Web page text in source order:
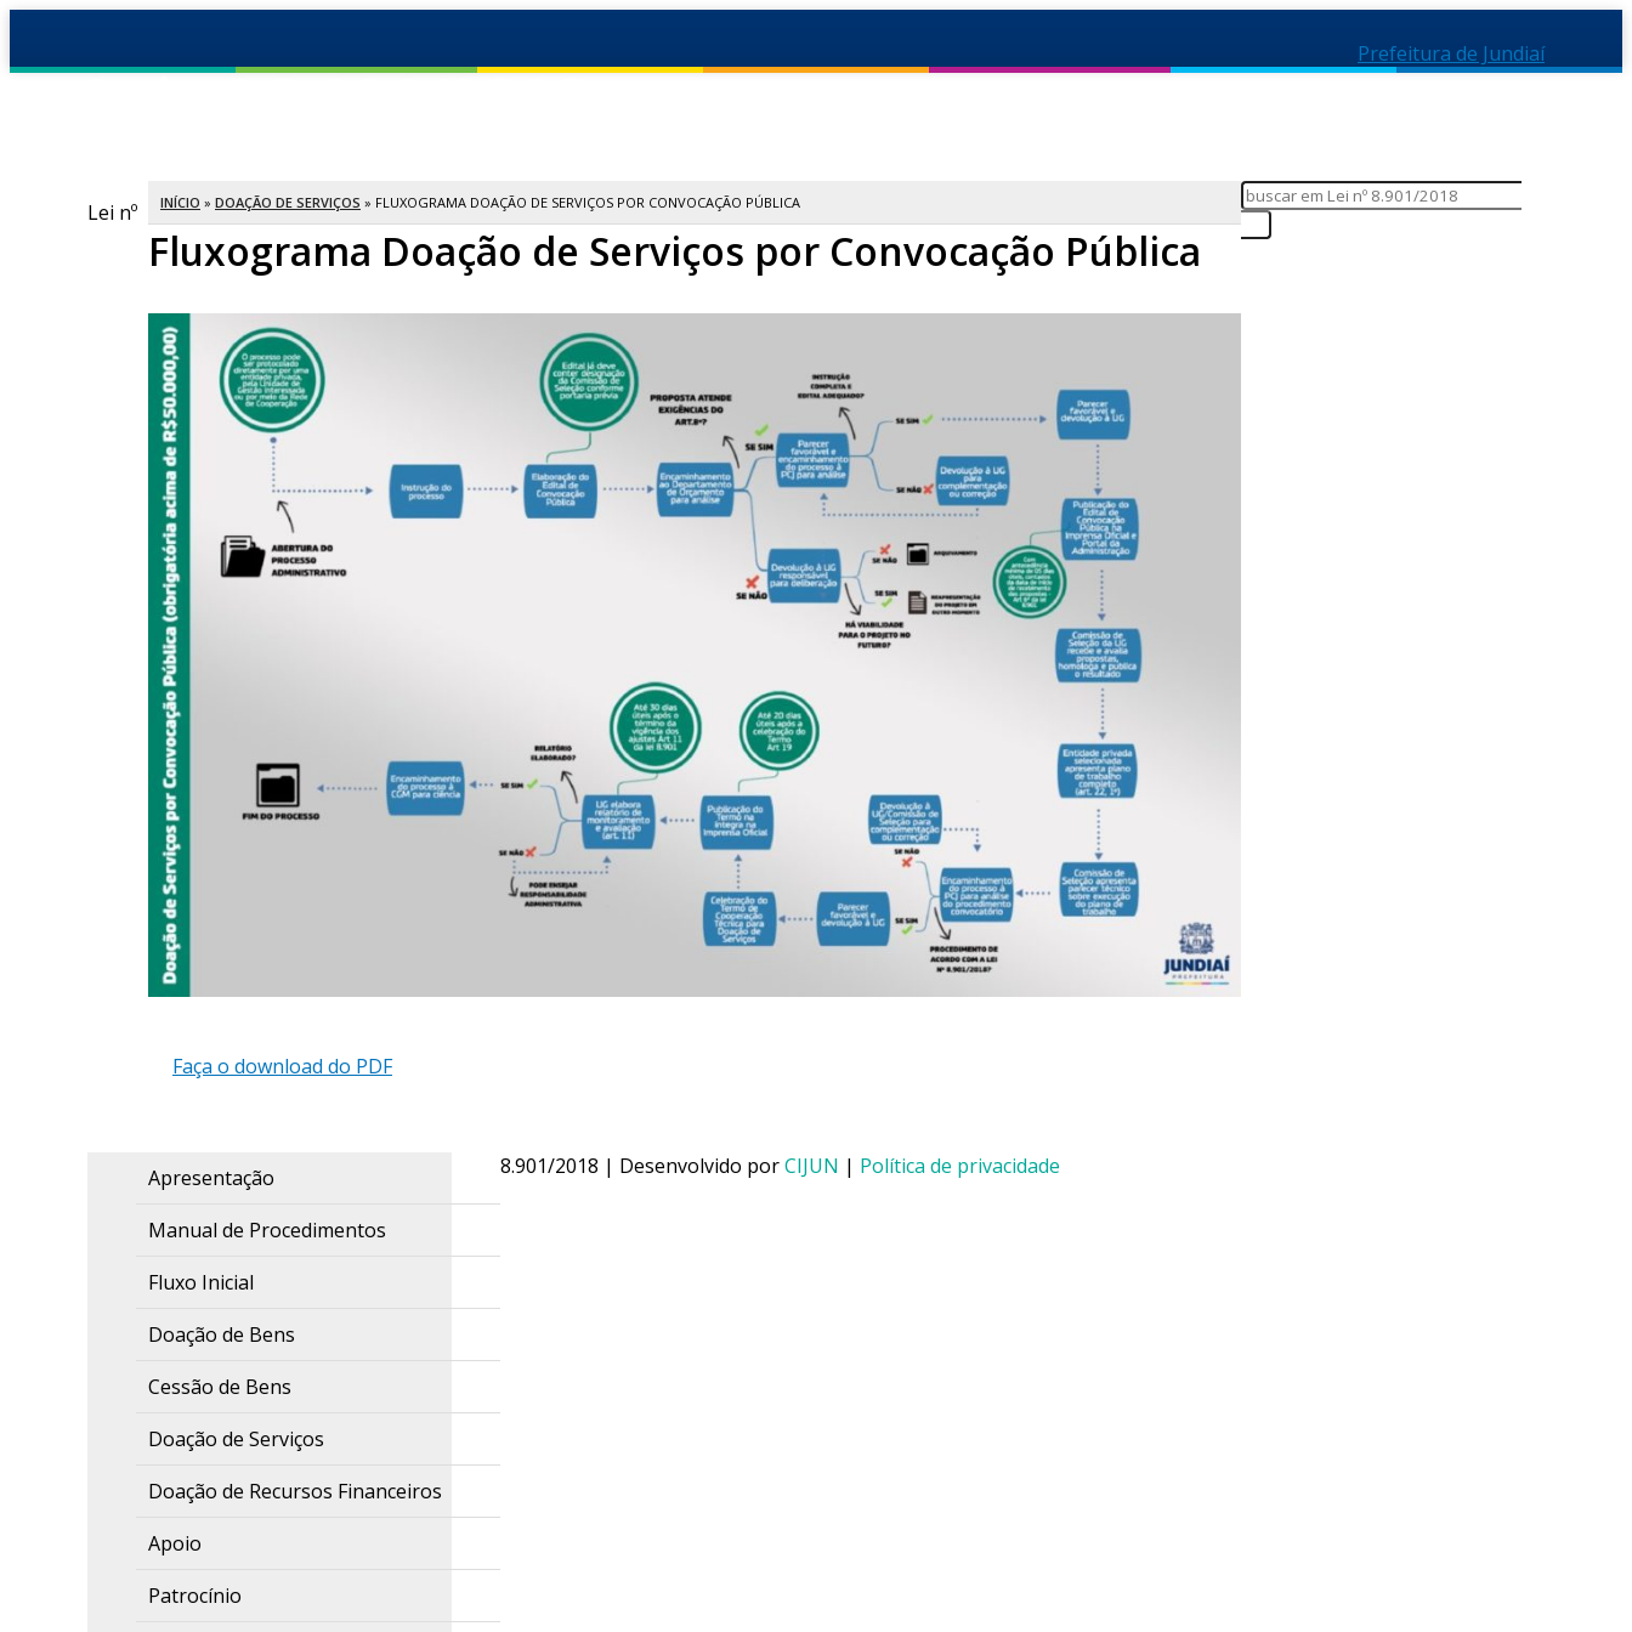
Prefeitura de Jundiaí
Lei nº 8.901/2018
INÍCIO » DOAÇÃO DE SERVIÇOS » FLUXOGRAMA DOAÇÃO DE SERVIÇOS POR CONVOCAÇÃO PÚBLICA
Fluxograma Doação de Serviços por Convocação Pública
Faça o download do PDF
Apresentação
Manual de Procedimentos
Fluxo Inicial
Doação de Bens
Cessão de Bens
Doação de Serviços
Doação de Recursos Financeiros
Apoio
Patrocínio
Lei nº
8.901/2018 | Desenvolvido porCIJUN | Política de privacidade